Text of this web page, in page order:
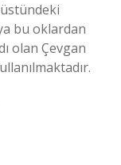
bu oklardan
olan Çevgan